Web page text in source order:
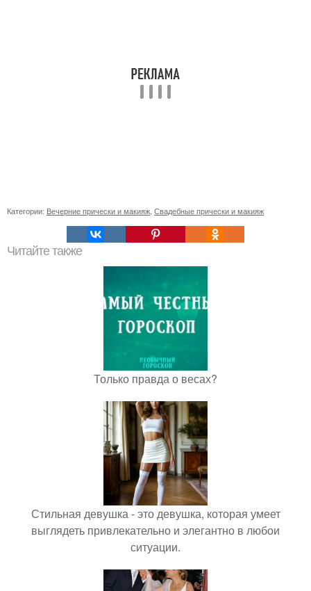
Категории: Вечерние прически и макияж Свадебные прически и макияж
Читайте также
Только правда о весах?
Стильная девушка - это девушка, которая умеет
выглядеть привлекательно и элегантно в любои
ситуации.